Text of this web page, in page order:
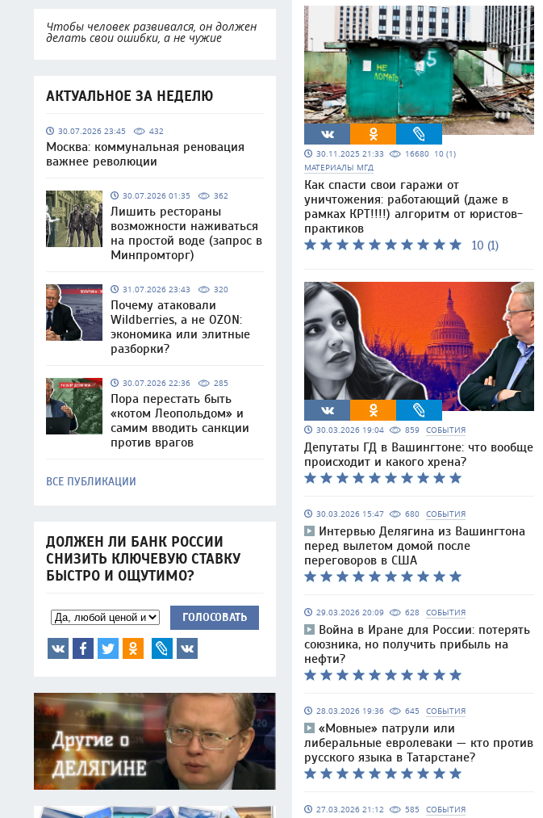
Чтобы человек развивался, он должен
делать свои ошибки, а не чужие
АКТУАЛЬНОЕ ЗА НЕДЕЛЮ
30.07.2026 23:45 432
Москва: коммунальная реновация
важнее революции
30.07.2026 01:35 362
Лишить рестораны
возможности наживаться
на простой воде (запрос в
Минпромторг)
31.07.2026 23:43 320
Почему атаковали
Wildberries, а не OZON:
экономика или элитные
разборки?
30.07.2026 22:36 285
Пора перестать быть
«котом Леопольдом» и
самим вводить санкции
против врагов
ВСЕ ПУБЛИКАЦИИ
ДОЛЖЕН ЛИ БАНК РОССИИ
СНИЗИТЬ КЛЮЧЕВУЮ СТАВКУ
БЫСТРО И ОЩУТИМО?
ГОЛОСОВАТЬ
30.11.2025 21:33 16680 10 (1)
МАТЕРИАЛЫ МГД
Как спасти свои гаражи от
уничтожения: работающий (даже в
рамках КРТ!!!!) алгоритм от юристов-
практиков
10 (1)
30.03.2026 19:04 859 СОБЫТИЯ
Депутаты ГД в Вашингтоне: что вообще
происходит и какого хрена?
30.03.2026 15:47 680 СОБЫТИЯ
Интервью Делягина из Вашингтона
перед вылетом домой после
переговоров в США
29.03.2026 20:09 628 СОБЫТИЯ
Война в Иране для России: потерять
союзника, но получить прибыль на
нефти?
28.03.2026 19:36 645 СОБЫТИЯ
«Мовные» патрули или
либеральные евролеваки — кто против
русского языка в Татарстане?
27.03.2026 21:12 585 СОБЫТИЯ